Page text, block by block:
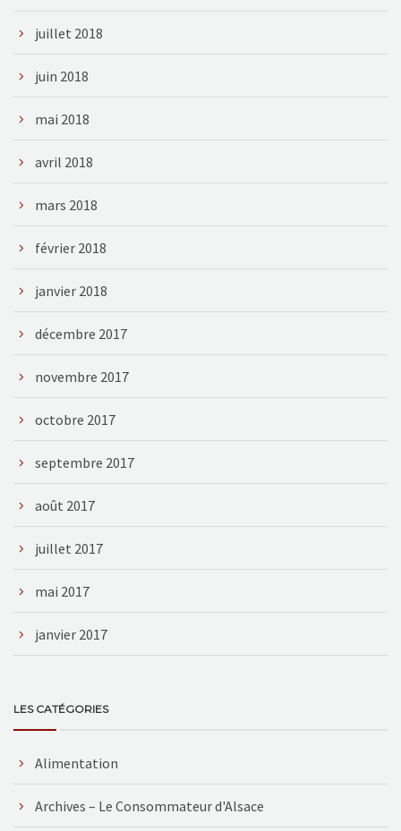
juillet 2018
juin 2018
mai 2018
avril 2018
mars 2018
février 2018
janvier 2018
décembre 2017
novembre 2017
octobre 2017
septembre 2017
août 2017
juillet 2017
mai 2017
janvier 2017
LES CATÉGORIES
Alimentation
Archives – Le Consommateur d'Alsace